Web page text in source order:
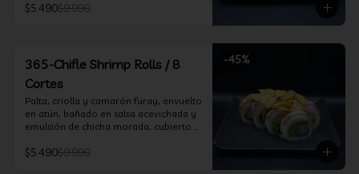
$5.490$9.990
-45%
365-Chifle Shrimp Rolls / 8
Cortes
Palta, criolla y camarón furay, envuelto
en atún, bañado en salsa acevichada y
emulsión de chicha morada, cubierto
$5.490$9.990